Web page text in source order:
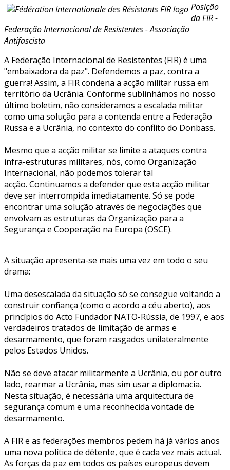
Posição
da FIR -
Federação Internacional de Resistentes - Associação
Antifascista
A Federação Internacional de Resistentes (FIR) é uma
"embaixadora da paz". Defendemos a paz, contra a
guerra! Assim, a FIR condena a acção militar russa em
território da Ucrânia. Conforme sublinhámos no nosso
último boletim, não consideramos a escalada militar
como uma solução para a contenda entre a Federação
Russa e a Ucrânia, no contexto do conflito do Donbass.
Mesmo que a acção militar se limite a ataques contra
infra-estruturas militares, nós, como Organização
Internacional, não podemos tolerar tal
acção. Continuamos a defender que esta acção militar
deve ser interrompida imediatamente. Só se pode
encontrar uma solução através de negociações que
envolvam as estruturas da Organização para a
Segurança e Cooperação na Europa (OSCE).
A situação apresenta-se mais uma vez em todo o seu
drama:
Uma desescalada da situação só se consegue voltando a
construir confiança (como o acordo a céu aberto), aos
princípios do Acto Fundador NATO-Rússia, de 1997, e aos
verdadeiros tratados de limitação de armas e
desarmamento, que foram rasgados unilateralmente
pelos Estados Unidos.
Não se deve atacar militarmente a Ucrânia, ou por outro
lado, rearmar a Ucrânia, mas sim usar a diplomacia.
Nesta situação, é necessária uma arquitectura de
segurança comum e uma reconhecida vontade de
desarmamento.
A FIR e as federações membros pedem há já vários anos
uma nova política de détente, que é cada vez mais actual.
As forças da paz em todos os países europeus devem